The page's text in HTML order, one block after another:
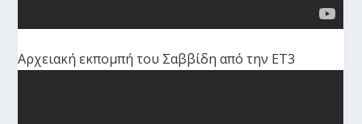
Αρχειακή εκπομπή του Σαββίδη από την ΕΤ3